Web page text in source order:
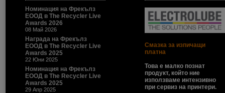
Номинация на Фрекълз
ЕООД в The Recycler Live
Awards 2026
08 Май 2026
Награда на Фрекълз
ЕООД в The Recycler Live
Awards 2025
22 Юни 2025
Номинация на Фрекълз
ЕООД в The Recycler Live
Awards 2025
29 Апр 2025
Смазка за изпичащи
платна
Това е малко познат
продукт, който ние
използваме интензивно
при сервиз на принтери.